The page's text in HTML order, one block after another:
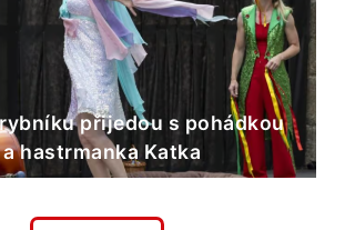
přijedou s pohádkou
hastrmanka Katka